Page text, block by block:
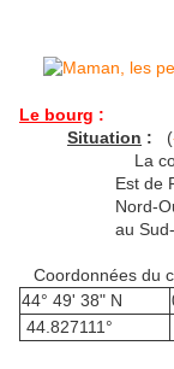
Le bourg :
Situation : (
La
Est de
Nord-
au
Coordonnées du
44° 49' 38" N
44.827111°